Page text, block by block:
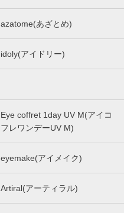
azatome(あざとめ)
idoly(アイドリー)
Eye coffret 1day UV M(アイコ
フレワンデーUV M)
eyemake(アイメイク)
Artiral(アーティラル)